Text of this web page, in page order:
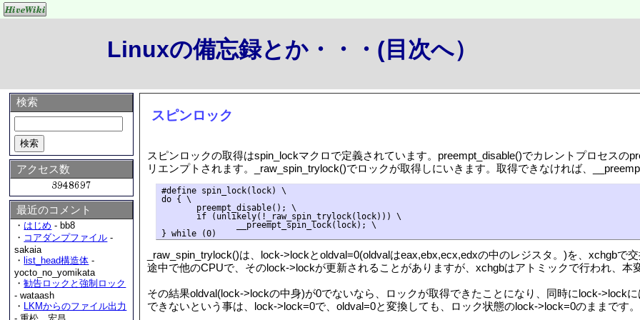
Linuxの備忘録とか・・・(目次へ）
スピンロック
スピンロックの取得はspin_lockマクロで定義されています。preempt_disable()でカレントプロセスの
リエンプトされます。_raw_spin_trylock()でロックが取得しにいきます。取得できなければ、
#define spin_lock(lock) \
do { \
       preempt_disable(); \
       if (unlikely(!_raw_spin_trylock(lock))) \
               __preempt_spin_lock(lock); \
_raw_spin_trylock()は、lock->lockとoldval=0(oldvalはeax,ebx,ecx,edxの中のレジスタ。)を、xchgb
途中で他のCPUで、そのlock->lockが更新されることがありますが、xchgbはアトミックで行われ、
その結果oldval(lock->lockの中身)が0でないなら、ロックが取得できたことになり、同時にlock->lock
できないという事は、lock->lock=0で、oldval=0と変換しても、ロック状態のlock->lock=0のままです。
検索
アクセス数
最近のコメント
・ はじめ - bb8
・ コアダンプファイル -
sakaia
・ list_head構造体 -
yocto_no_yomikata
・勧告ロックと強制ロック
- wataash
・ LKMからのファイル出力